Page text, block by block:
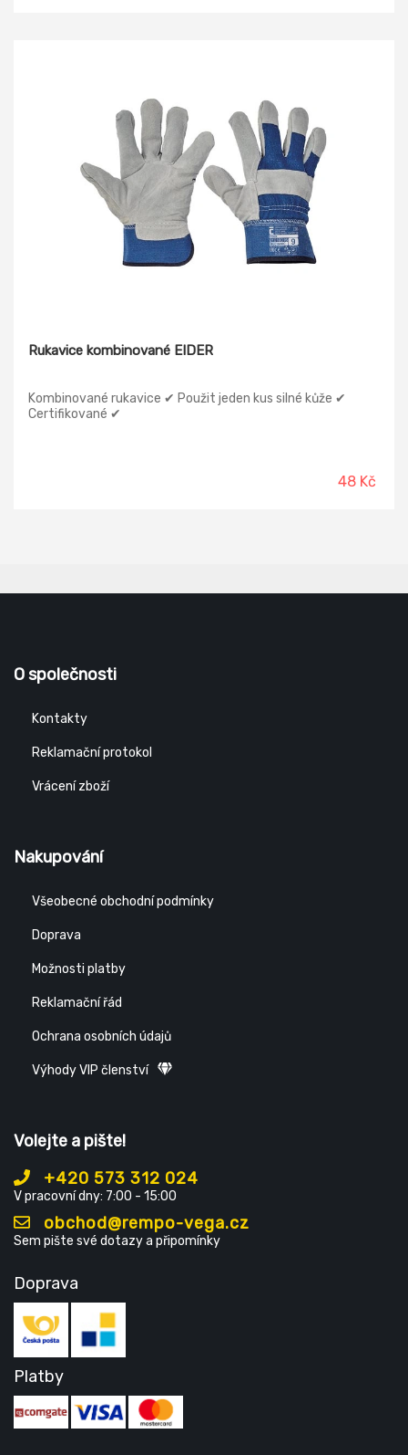
Rukavice kombinované EIDER
Kombinované rukavice ✔ Použit jeden kus silné kůže ✔
Certifikované ✔
48 Kč
O společnosti
Kontakty
Reklamační protokol
Vrácení zboží
Nakupování
Všeobecné obchodní podmínky
Doprava
Možnosti platby
Reklamační řád
Ochrana osobních údajů
Výhody VIP členství
Volejte a pište!
+420 573 312 024
V pracovní dny: 7:00 - 15:00
obchod@rempo-vega.cz
Sem pište své dotazy a připomínky
Doprava
Platby